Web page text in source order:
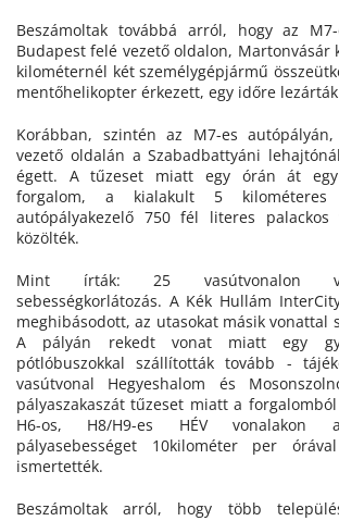
Beszámoltak továbbá arról, hogy az
Budapest felé vezető oldalon, Martonvásár
kilométernél két személygépjármű
mentőhelikopter érkezett, egy időre
Korábban, szintén az M7-es
vezető oldalán a Szabadbattyáni
égett. A tűzeset miatt egy órán át
forgalom, a kialakult 5 kilométeres
autópályakezelő 750 fél literes
közölték.
Mint írták: 25 vasútvonalon
sebességkorlátozás. A Kék Hullám
meghibásodott, az utasokat másik vonattal
A pályán rekedt vonat miatt egy
pótlóbuszokkal szállították tovább -
vasútvonal Hegyeshalom és
pályaszakaszát tűzeset miatt a
H6-os, H8/H9-es HÉV vonalakon
pályasebességet 10kilométer per
ismertették.
Beszámoltak arról, hogy több